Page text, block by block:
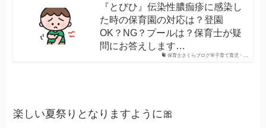
保育士さくらブログ🌸子育て育児・…
『とびひ』伝染性膿痂疹に感染し
た時の保育園の対応は？登園
OK？NG？プールは？保育士が疑
問にお答えします…
楽しい夏祭りとなりますように🎀